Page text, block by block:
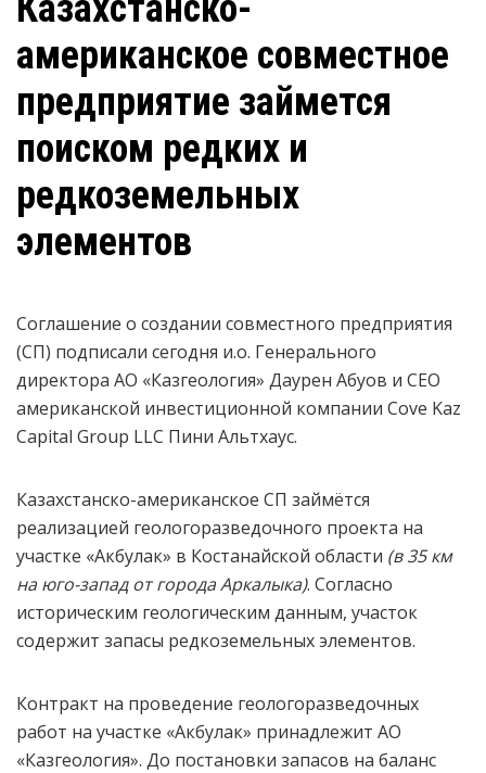
американское совместное
предприятие займется
поиском редких и
редкоземельных
элементов
Соглашение о создании совместного предприятия
(СП) подписали сегодня и.о. Генерального
директора АО «Казгеология» Даурен Абуов и CEO
американской инвестиционной компании Сove Kaz
Capital Group LLC Пини Альтхаус.
Казахстанско-американское СП займётся
реализацией геологоразведочного проекта на
участке «Акбулак» в Костанайской области (в 35 км
на юго-запад от города Аркалыка). Согласно
историческим геологическим данным, участок
содержит запасы редкоземельных элементов.
Контракт на проведение геологоразведочных
работ на участке «Акбулак» принадлежит АО
«Казгеология». До постановки запасов на баланс